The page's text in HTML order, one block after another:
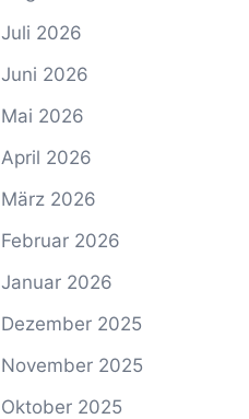
Juli 2026
Juni 2026
Mai 2026
April 2026
März 2026
Februar 2026
Januar 2026
Dezember 2025
November 2025
Oktober 2025